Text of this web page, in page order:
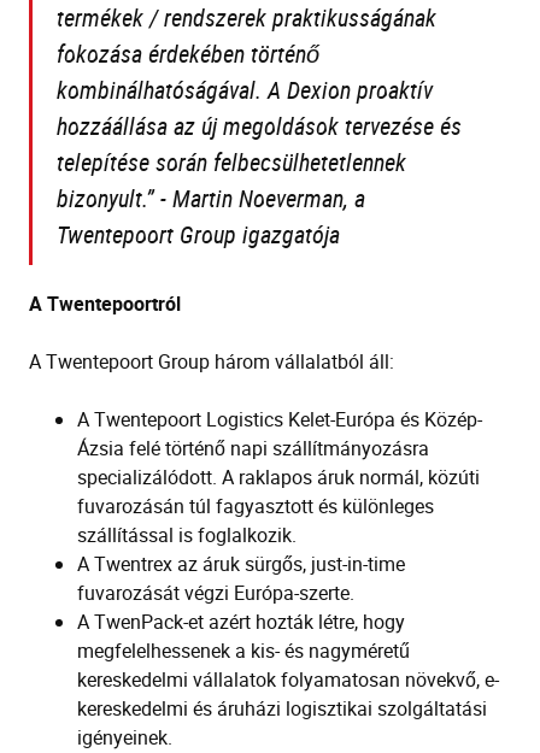
termékek / rendszerek praktikusságának
fokozása érdekében történő
kombinálhatóságával. A Dexion proaktív
hozzáállása az új megoldások tervezése és
telepítése során felbecsülhetetlennek
bizonyult.” - Martin Noeverman, a
Twentepoort Group igazgatója
A Twentepoortról
A Twentepoort Group három vállalatból áll:
A Twentepoort Logistics Kelet-Európa és Közép-
Ázsia felé történő napi szállítmányozásra
specializálódott. A raklapos áruk normál, közúti
fuvarozásán túl fagyasztott és különleges
szállítással is foglalkozik.
A Twentrex az áruk sürgős, just-in-time
fuvarozását végzi Európa-szerte.
A TwenPack-et azért hozták létre, hogy
megfelelhessenek a kis- és nagyméretű
kereskedelmi vállalatok folyamatosan növekvő, e-
kereskedelmi és áruházi logisztikai szolgáltatási
igényeinek.